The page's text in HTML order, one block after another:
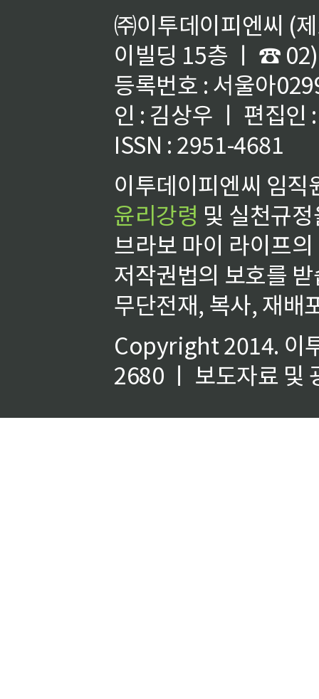
㈜이투데이피엔씨 (
이빌딩 15층 ㅣ ☎
등록번호 : 서울아
인 : 김상우 ㅣ 편집인
ISSN : 2951-4681
이투데이피엔씨 임
윤리강령 및 실천규
브라보 마이 라이프
저작권법의 보호를
무단전재, 복사, 재배
Copyright 2014. 이
2680 ㅣ 보도자료